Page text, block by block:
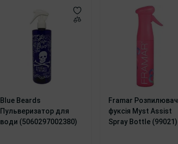
Blue Beards
Пульверизатор для
води (5060297002380)
Framar Розпилювач
фуксія Myst Assist
Spray Bottle (99021)